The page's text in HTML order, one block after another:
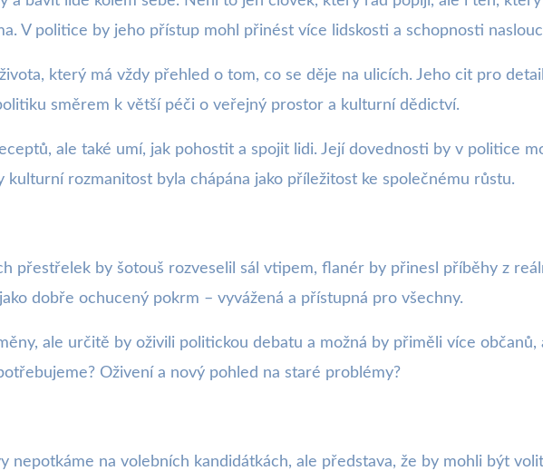
V politice by jeho přístup mohl přinést více lidskosti a schopnosti
který má vždy přehled o tom, co se děje na ulicích. Jeho cit pro
směrem k větší péči o veřejný prostor a kulturní dědictví.
ale také umí, jak pohostit a spojit lidi. Její dovednosti by v politice
rozmanitost byla chápána jako příležitost ke společnému růstu.
přestřelek by šotouš rozveselil sál vtipem, flanér by přinesl příběhy z
dobře ochucený pokrm – vyvážená a přístupná pro všechny.
ale určitě by oživili politickou debatu a možná by přiměli více občanů,
Oživení a nový pohled na staré problémy?
nepotkáme na volebních kandidátkách, ale představa, že by mohli být